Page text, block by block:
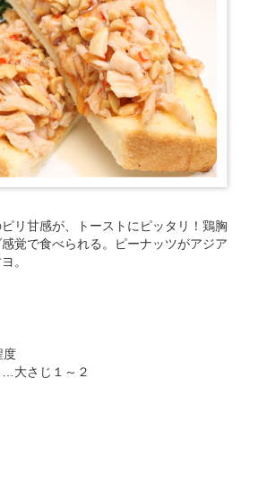
リ甘感が、トーストにピッタリ！鶏胸
覚で食べられる。ピーナッツがアジア
。
度
…大さじ１～２